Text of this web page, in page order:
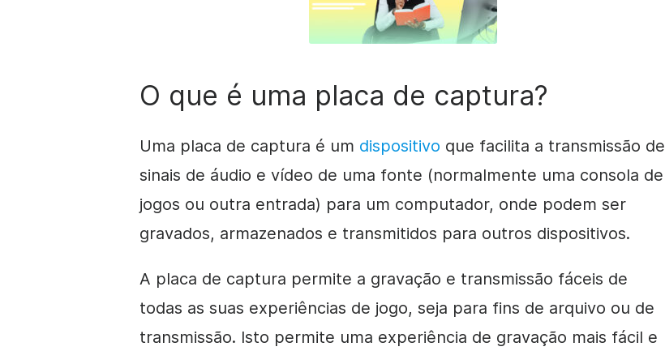
O que é uma placa de captura?
Uma placa de captura é um dispositivo que facilita a transmissão de
sinais de áudio e vídeo de uma fonte (normalmente uma consola de
jogos ou outra entrada) para um computador, onde podem ser
gravados, armazenados e transmitidos para outros dispositivos.
A placa de captura permite a gravação e transmissão fáceis de
todas as suas experiências de jogo, seja para fins de arquivo ou de
transmissão. Isto permite uma experiência de gravação mais fácil e